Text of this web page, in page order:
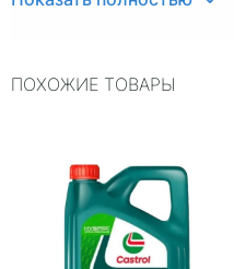
Двигатель
ACEA
ПОХОЖИЕ ТОВАРЫ